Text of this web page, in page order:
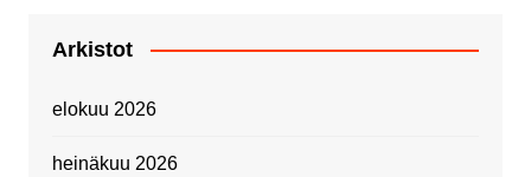
Arkistot
elokuu 2026
heinäkuu 2026